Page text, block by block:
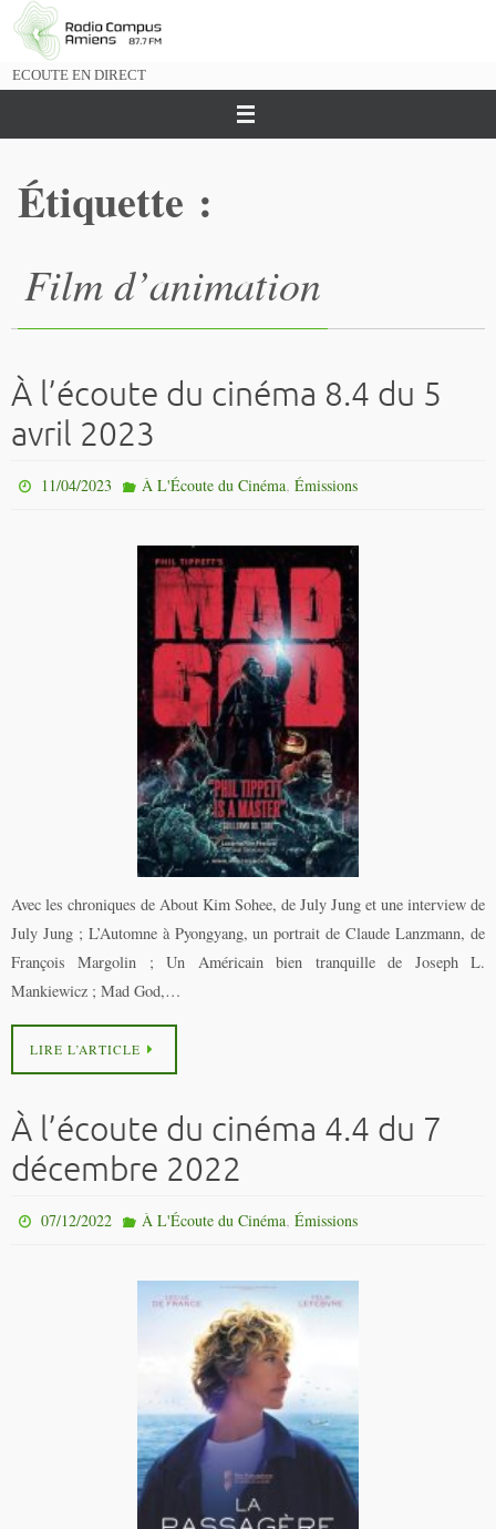
Passer
vers
ECOUTE EN DIRECT
Étiquette :
Film d’animation
À l’écoute du cinéma 8.4 du 5
avril 2023
11/04/2023 À L'Écoute du Cinéma, Émissions
Avec les chroniques de About Kim Sohee, de July Jung et une interview de
July Jung ; L’Automne à Pyongyang, un portrait de Claude Lanzmann, de
François Margolin ; Un Américain bien tranquille de Joseph L.
Mankiewicz ; Mad God,…
LIRE L’ARTICLE
À l’écoute du cinéma 4.4 du 7
décembre 2022
07/12/2022 À L'Écoute du Cinéma, Émissions